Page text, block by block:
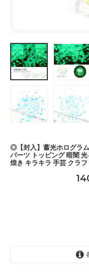
◎【封入】蓄光ホログラ
パーツ トッピング 暗闇
煌き キラキラ 手芸 クラフ